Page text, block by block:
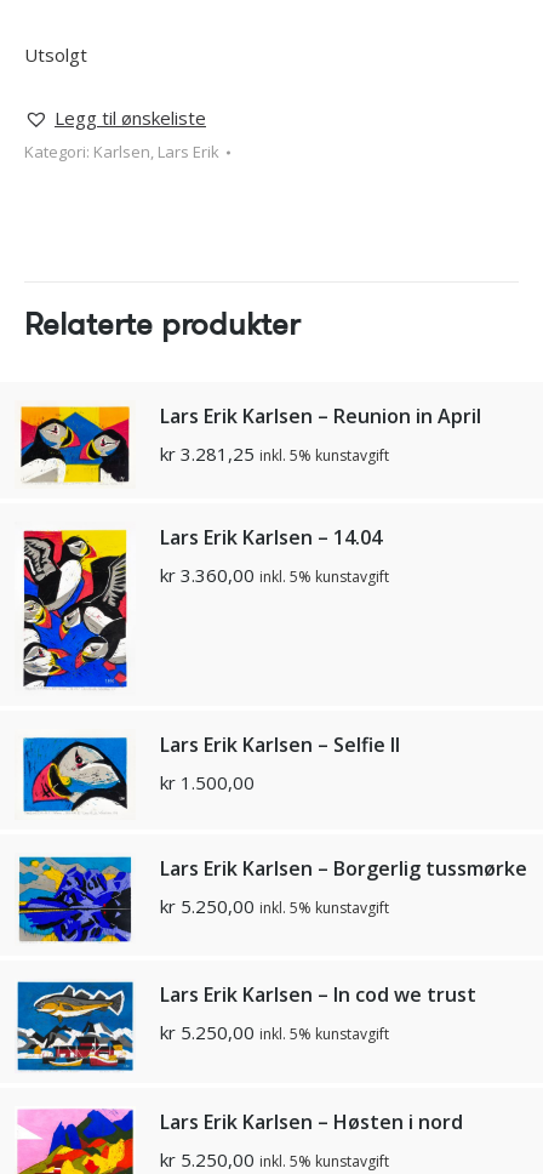
Utsolgt
Legg til ønskeliste
Kategori: Karlsen, Lars Erik
Relaterte produkter
Lars Erik Karlsen – Reunion in April
kr 3.281,25 inkl. 5% kunstavgift
Lars Erik Karlsen – 14.04
kr 3.360,00 inkl. 5% kunstavgift
Lars Erik Karlsen – Selfie II
kr 1.500,00
Lars Erik Karlsen – Borgerlig tussmørke
kr 5.250,00 inkl. 5% kunstavgift
Lars Erik Karlsen – In cod we trust
kr 5.250,00 inkl. 5% kunstavgift
Lars Erik Karlsen – Høsten i nord
kr 5.250,00 inkl. 5% kunstavgift